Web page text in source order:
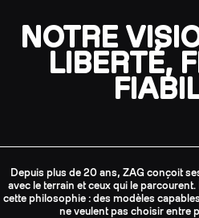
NOTRE
LIBERTÉ,
Depuis plus de 20 ans, ZAG conçoit
avec le terrain et ceux qui le
cette philosophie : des modèles
ne veulent pas choisir entre